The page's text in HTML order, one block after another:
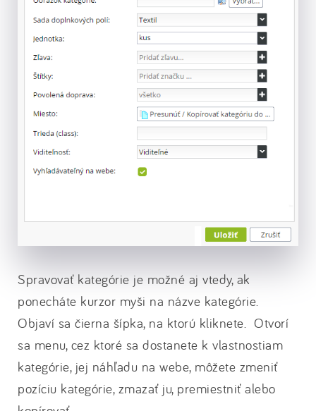
Spravovať kategórie je možné aj vtedy, ak
ponecháte kurzor myši na názve kategórie.
Objaví sa čierna šípka, na ktorú kliknete. Otvorí
sa menu, cez ktoré sa dostanete k vlastnostiam
kategórie, jej náhľadu na webe, môžete zmeniť
pozíciu kategórie, zmazať ju, premiestniť alebo